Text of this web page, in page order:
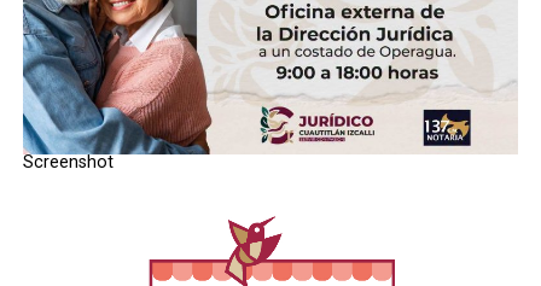
Screenshot